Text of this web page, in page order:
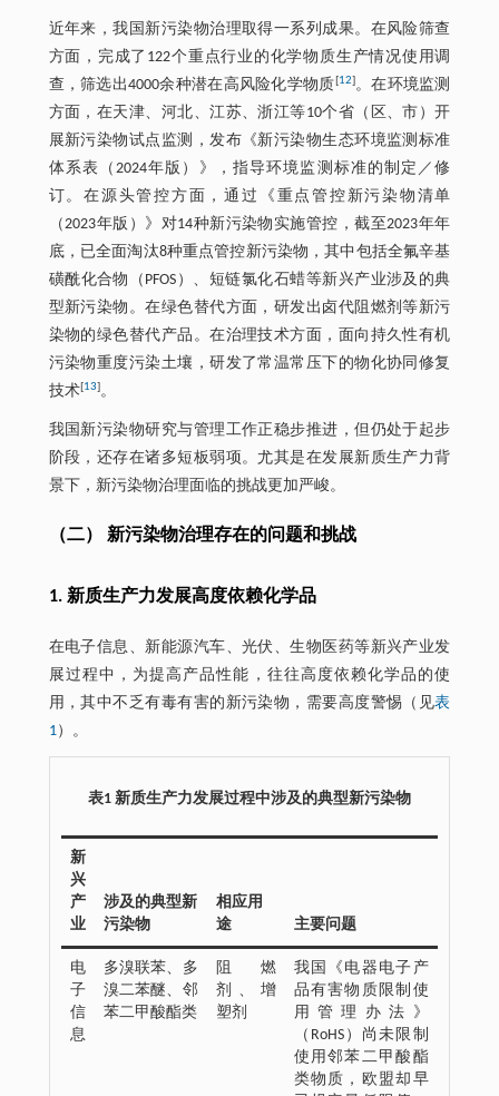
近年来，我国新污染物治理取得一系列成果。在风险筛查
方面，完成了122个重点行业的化学物质生产情况使用调
查，筛选出4000余种潜在高风险化学物质[12]。在环境监测
方面，在天津、河北、江苏、浙江等10个省（区、市）开
展新污染物试点监测，发布《新污染物生态环境监测标准
体系表（2024年版）》，指导环境监测标准的制定／修
订。在源头管控方面，通过《重点管控新污染物清单
（2023年版）》对14种新污染物实施管控，截至2023年年
底，已全面淘汰8种重点管控新污染物，其中包括全氟辛基
磺酰化合物（PFOS）、短链氯化石蜡等新兴产业涉及的典
型新污染物。在绿色替代方面，研发出卤代阻燃剂等新污
染物的绿色替代产品。在治理技术方面，面向持久性有机
污染物重度污染土壤，研发了常温常压下的物化协同修复
技术[13]。
我国新污染物研究与管理工作正稳步推进，但仍处于起步
阶段，还存在诸多短板弱项。尤其是在发展新质生产力背
景下，新污染物治理面临的挑战更加严峻。
（二） 新污染物治理存在的问题和挑战
1. 新质生产力发展高度依赖化学品
在电子信息、新能源汽车、光伏、生物医药等新兴产业发
展过程中，为提高产品性能，往往高度依赖化学品的使
用，其中不乏有毒有害的新污染物，需要高度警惕（见表
1）。
表1 新质生产力发展过程中涉及的典型新污染物
新
兴
产
业
涉及的典型新
污染物
相应用
途
主要问题
电
子
信
息
多溴联苯、多
溴二苯醚、邻
苯二甲酸酯类
阻燃
剂、增
塑剂
我国《电器电子产
品有害物质限制使
用管理办法》
（RoHS）尚未限制
使用邻苯二甲酸酯
类物质，欧盟却早